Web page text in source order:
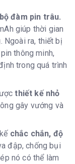
đàm pin trâu.
giúp thời gian
Ngoài ra, thiết bị
thông minh,
trong quá trình
thiết kế nhỏ
gây vướng và
chắc chắn, độ
đập, chống bụi
nó có thể làm